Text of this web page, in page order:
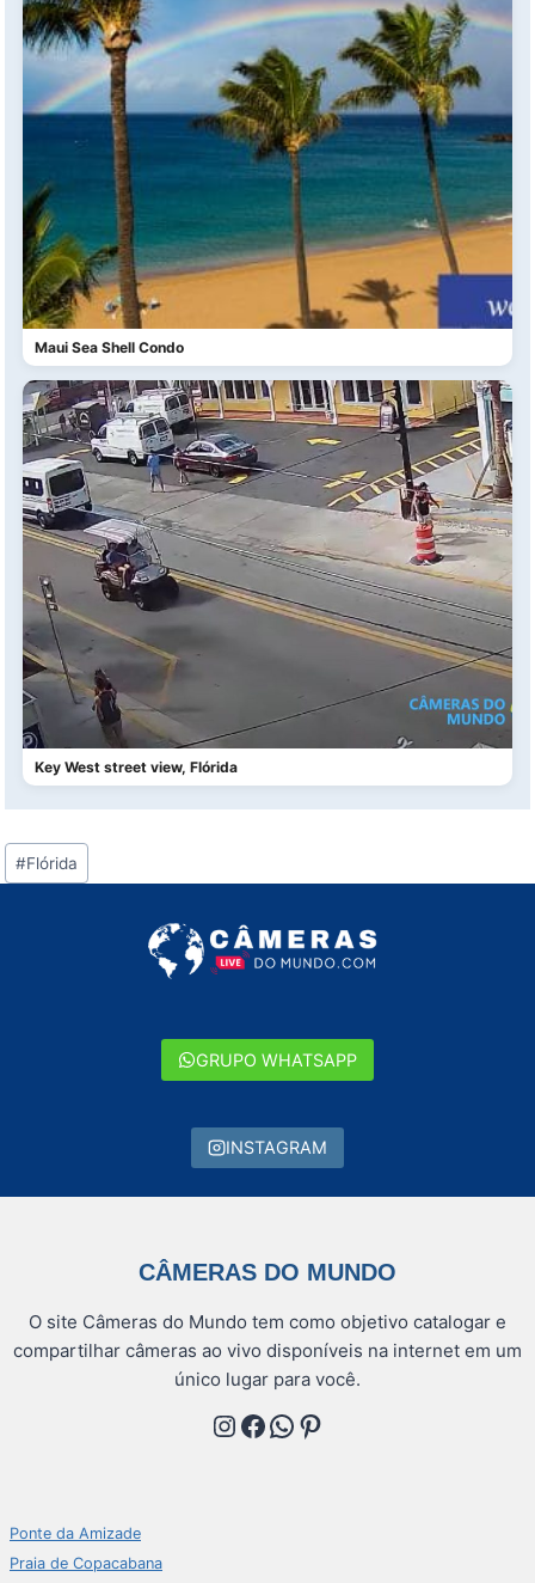
Maui Sea Shell Condo
Key West street view, Flórida
Tags
do
#Flórida
GRUPO WHATSAPP
INSTAGRAM
CÂMERAS DO MUNDO
O site Câmeras do Mundo tem como objetivo catalogar e
compartilhar câmeras ao vivo disponíveis na internet em um
único lugar para você.
Instagram
Facebook
WhatsApp
Pinterest
Ponte da Amizade
Praia de Copacabana